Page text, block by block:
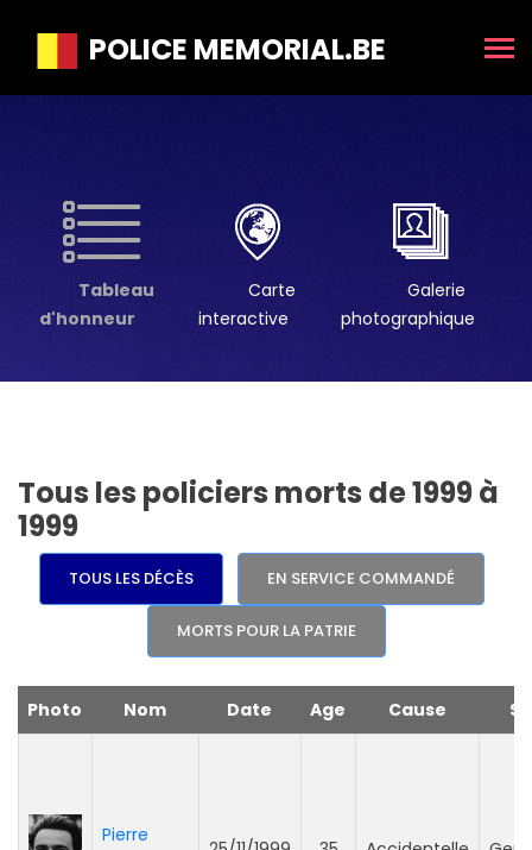
POLICE MEMORIAL.BE
Tableau
d'honneur
Carte
interactive
Galerie
photographique
Tous les policiers morts de 1999 à
1999
TOUS LES DÉCÈS EN SERVICE COMMANDÉ
MORTS POUR LA PATRIE
Photo Nom Date Age Cause
Pierre